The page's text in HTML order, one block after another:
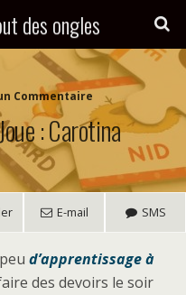
des ongles
Commentaire
: Carotina
E-mail SMS
d’apprentissage à
des devoirs le soir